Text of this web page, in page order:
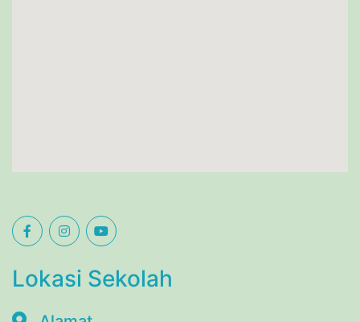
Lokasi Sekolah